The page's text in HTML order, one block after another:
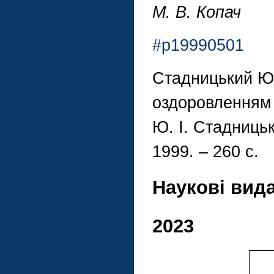
М. В. Копач
#p19990501
Стадницький
оздоровленням
Ю. І.
1999. – 260 с.
Наукові
2023